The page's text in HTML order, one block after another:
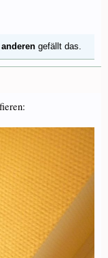
anderen gefällt das.